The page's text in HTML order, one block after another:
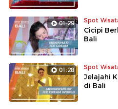
01:29 Spot
Cicipi
Bali
01:28 Spot
Jelajahi
di Bali